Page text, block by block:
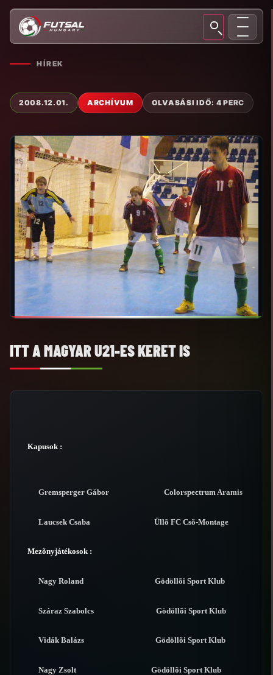
HÍREK
2008.12.01. ARCHÍVUM OLVASÁSI IDŐ: 4 PERC
ITT A MAGYAR U21-ES KERET IS
Kapusok :
Gremsperger Gábor Colorspectrum Aramis
Laucsek Csaba Üllõ FC Csõ-Montage
Mezõnyjátékosok :
Nagy Roland Gödöllõi Sport Klub
Száraz Szabolcs Gödöllõi Sport Klub
Vidák Balázs Gödöllõi Sport Klub
Nagy Zsolt Gödöllõi Sport Klub